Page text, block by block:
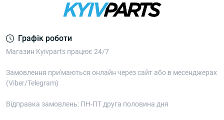
Графік роботи
Магазин Kyivparts працює 24/7
Замовлення при'маються онлайн через сайт або в месенджерах
(Viber/Telegram)
Відправка замовлень: ПН-ПТ друга половина дня